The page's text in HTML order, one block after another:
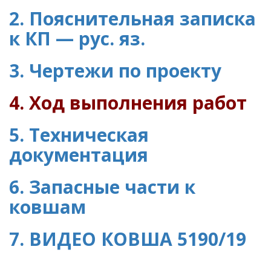
2. Пояснительная записка
к КП — рус. яз.
3. Чертежи по проекту
4. Ход выполнения работ
5. Техническая
документация
6. Запасные части к
ковшам
7. ВИДЕО КОВША 5190/19